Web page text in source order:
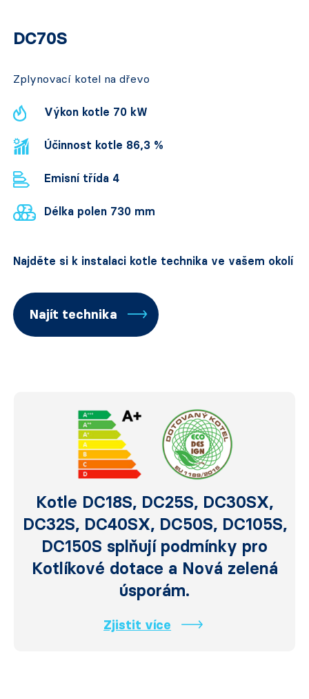
DC70S
Zplynovací kotel na dřevo
Výkon kotle 70 kW
Účinnost kotle 86,3 %
Emisní třída 4
Délka polen 730 mm
Najděte si k instalaci kotle technika ve vašem okolí
Najít technika
Kotle DC18S, DC25S, DC30SX,
DC32S, DC40SX, DC50S, DC105S,
DC150S splňují podmínky pro
Kotlíkové dotace a Nová zelená
úsporám.
Zjistit více